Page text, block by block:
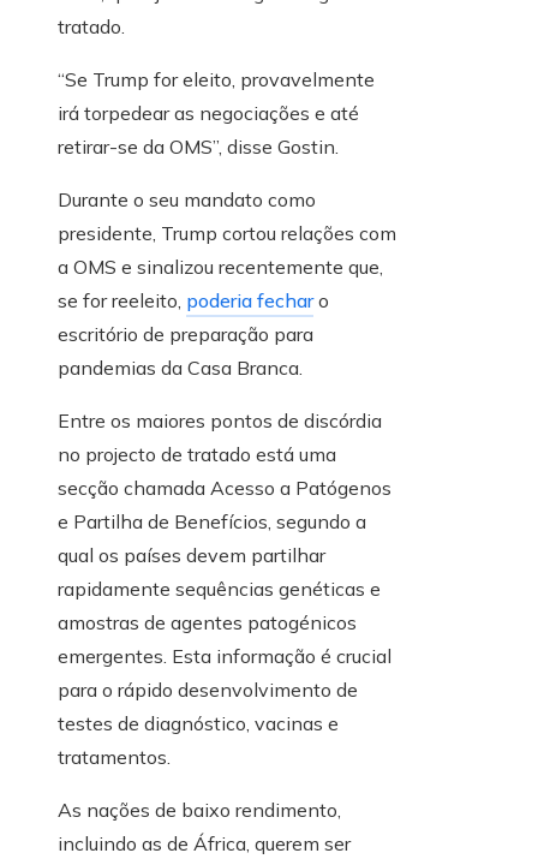
tratado.
“Se Trump for eleito, provavelmente
irá torpedear as negociações e até
retirar-se da OMS”, disse Gostin.
Durante o seu mandato como
presidente, Trump cortou relações com
a OMS e sinalizou recentemente que,
se for reeleito, poderia fecharo
escritório de preparação para
pandemias da Casa Branca.
Entre os maiores pontos de discórdia
no projecto de tratado está uma
secção chamada Acesso a Patógenos
e Partilha de Benefícios, segundo a
qual os países devem partilhar
rapidamente sequências genéticas e
amostras de agentes patogénicos
emergentes. Esta informação é crucial
para o rápido desenvolvimento de
testes de diagnóstico, vacinas e
tratamentos.
As nações de baixo rendimento,
incluindo as de África, querem ser